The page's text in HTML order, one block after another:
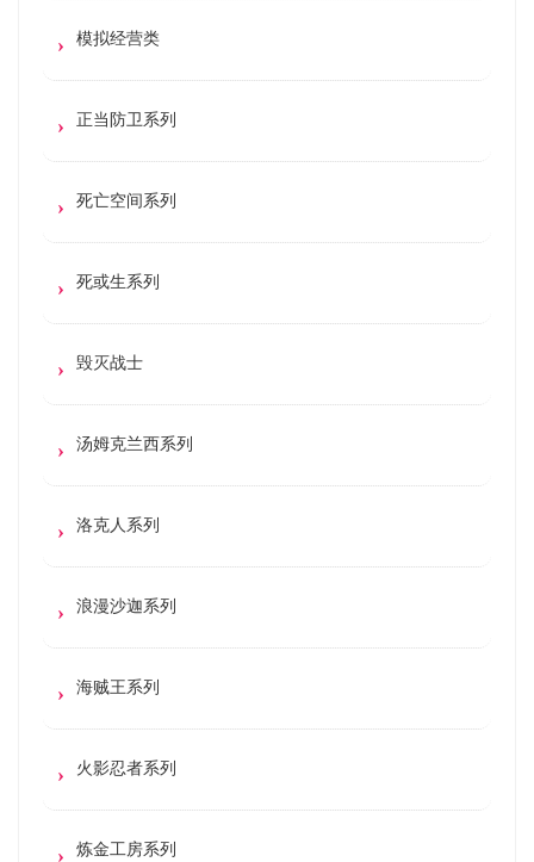
模拟经营类
正当防卫系列
死亡空间系列
死或生系列
毁灭战士
汤姆克兰西系列
洛克人系列
浪漫沙迦系列
海贼王系列
火影忍者系列
炼金工房系列